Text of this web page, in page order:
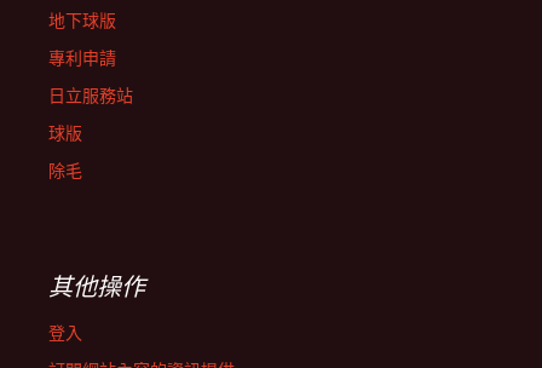
地下球版
專利申請
日立服務站
球版
除毛
其他操作
登入